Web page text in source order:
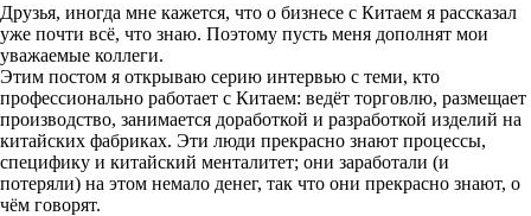
Друзья, иногда мне кажется, что о бизнесе с Китаем я рассказал
уже почти всё, что знаю. Поэтому пусть меня дополнят мои
уважаемые коллеги.
Этим постом я открываю серию интервью с теми, кто
профессионально работает с Китаем: ведёт торговлю, размещает
производство, занимается доработкой и разработкой изделий на
китайских фабриках. Эти люди прекрасно знают процессы,
специфику и китайский менталитет; они заработали (и
потеряли) на этом немало денег, так что они прекрасно знают, о
чём говорят.